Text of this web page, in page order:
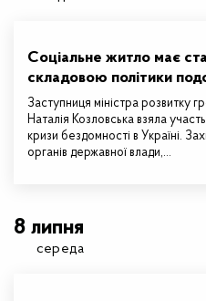
Соціальне житло має
складовою політики
Заступниця міністра розвитку
Наталія Козловська взяла
кризи бездомності в Україні.
органів державної влади,…
8 липня
середа